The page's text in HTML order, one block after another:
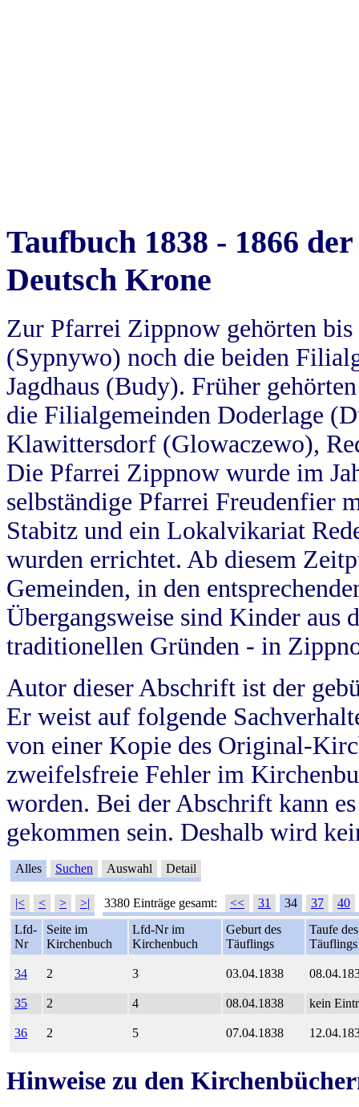
Taufbuch 1838 - 1866
Deutsch Krone
Zur Pfarrei Zippnow gehörten
(Sypnywo) noch die beiden
Jagdhaus (Budy). Früher
die Filialgemeinden Doderlage
Klawittersdorf (Glowaczewo),
Die Pfarrei Zippnow wurde im
selbständige Pfarrei Freudenfier
Stabitz und ein Lokalvikariat
wurden errichtet. Ab diesem
Gemeinden, in den
Übergangsweise sind Kinder aus
traditionellen Gründen - in
Autor dieser Abschrift ist der
Er weist auf folgende
von einer Kopie des Original-
zweifelsfreie Fehler im
worden. Bei der Abschrift kann
gekommen sein. Deshalb wird
Alles Suchen Auswahl Detail
|< < > >| 3380 Einträge gesamt: << 31 34 37
40
Lfd-
Nr
Seite im
Kirchenbuch
Lfd-Nr im
Kirchenbuch
Geburt des
Täuflings
Taufe des
Täuflings
34 2 3 03.04.1838
35 2 4 08.04.1838 kein
36 2 5 07.04.1838
Hinweise zu den